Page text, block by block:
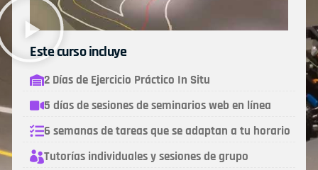
Este curso incluye
2 Días de Ejercicio Práctico In Situ
5 días de sesiones de seminarios web en línea
6 semanas de tareas que se adaptan a tu horario
Tutorías individuales y sesiones de grupo